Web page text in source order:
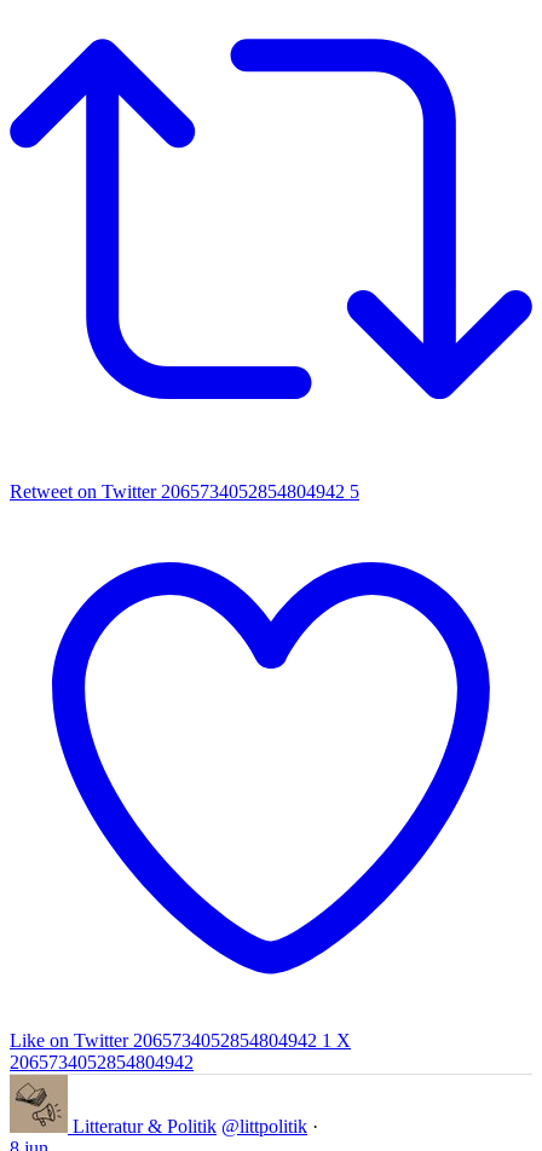
Retweet on Twitter 2065734052854804942 5
Like on Twitter 2065734052854804942 1 X
2065734052854804942
Litteratur & Politik @littpolitik ·